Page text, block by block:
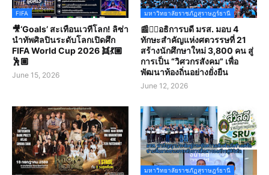
FIFA
🎥‘Goals’ สะเทือนเวทีโลก! ลิซ่า
นำทัพศิลปินระดับโลกเปิดศึก
FIFA World Cup 2026 👯💃🏼
🕺🏽
June 15, 2026
มหาวิทยาลัยราชภัฏสุราษฎร์ธานี
📰✍🏻อธิการบดี มรส. มอบ 4
ทักษะสำคัญแห่งศตวรรษที่ 21
สร้างนักศึกษาใหม่ 3,800 คน สู่
การเป็น “วิศวกรสังคม” เพื่อ
พัฒนาท้องถิ่นอย่างยั่งยืน
June 12, 2026
มหาวิทยาลัยราชภัฏสุราษฎร์ธานี